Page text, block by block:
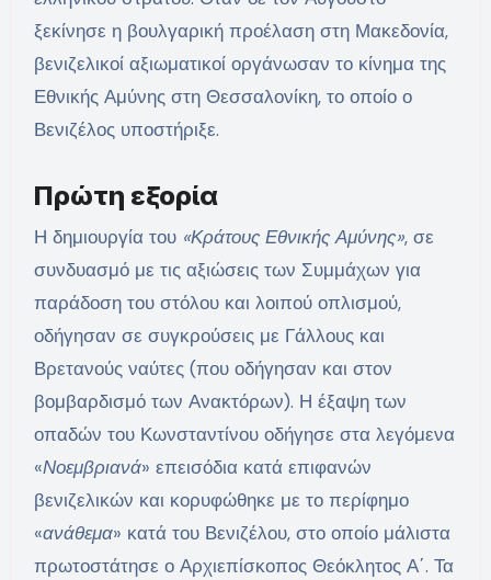
ξεκίνησε η βουλγαρική προέλαση στη Μακεδονία,
βενιζελικοί αξιωματικοί οργάνωσαν το κίνημα της
Εθνικής Αμύνης στη Θεσσαλονίκη, το οποίο ο
Βενιζέλος υποστήριξε.
Πρώτη εξορία
Η δημιουργία του «Κράτους Εθνικής Αμύνης», σε
συνδυασμό με τις αξιώσεις των Συμμάχων για
παράδοση του στόλου και λοιπού οπλισμού,
οδήγησαν σε συγκρούσεις με Γάλλους και
Βρετανούς ναύτες (που οδήγησαν και στον
βομβαρδισμό των Ανακτόρων). Η έξαψη των
οπαδών του Κωνσταντίνου οδήγησε στα λεγόμενα
«Νοεμβριανά» επεισόδια κατά επιφανών
βενιζελικών και κορυφώθηκε με το περίφημο
«ανάθεμα» κατά του Βενιζέλου, στο οποίο μάλιστα
πρωτοστάτησε ο Αρχιεπίσκοπος Θεόκλητος Α΄. Τα